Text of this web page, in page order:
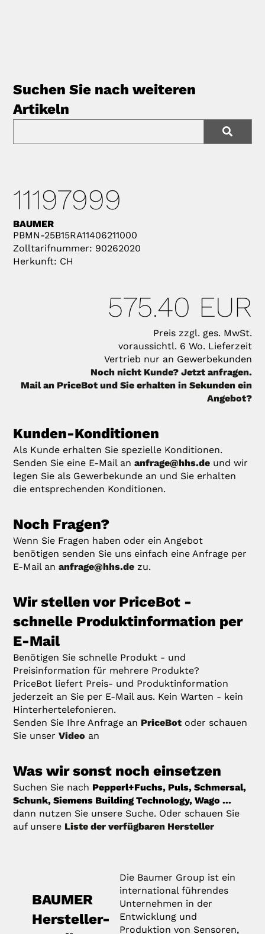
Suchen Sie nach weiteren
Artikeln
11197999
BAUMER
PBMN-25B15RA11406211000
Zolltarifnummer: 90262020
Herkunft: CH
575.40 EUR
Preis zzgl. ges. MwSt.
voraussichtl. 6 Wo. Lieferzeit
Vertrieb nur an Gewerbekunden
Noch nicht Kunde? Jetzt anfragen.
Mail an PriceBot und Sie erhalten in Sekunden ein
Angebot?
Kunden-Konditionen
Als Kunde erhalten Sie spezielle Konditionen.
Senden Sie eine E-Mail ananfrage@hhs.de und wir
legen Sie als Gewerbekunde an und Sie erhalten
die entsprechenden Konditionen.
Noch Fragen?
Wenn Sie Fragen haben oder ein Angebot
benötigen senden Sie uns einfach eine Anfrage per
E-Mail ananfrage@hhs.de zu.
Wir stellen vor PriceBot -
schnelle Produktinformation per
E-Mail
Benötigen Sie schnelle Produkt - und
Preisinformation für mehrere Produkte?
PriceBot liefert Preis- und Produktinformation
jederzeit an Sie per E-Mail aus. Kein Warten - kein
Hinterhertelefonieren.
Senden Sie Ihre Anfrage an PriceBot oder schauen
Sie unserVideo an
Was wir sonst noch einsetzen
Suchen Sie nach Pepperl+Fuchs, Puls, Schmersal,
Schunk, Siemens Building Technology, Wago ...
dann nutzen Sie unsere Suche. Oder schauen Sie
auf unsere Liste der verfügbaren Hersteller
BAUMER
Hersteller-
Die Baumer Group ist ein
international führendes
Unternehmen in der
Entwicklung und
Produktion von Sensoren,